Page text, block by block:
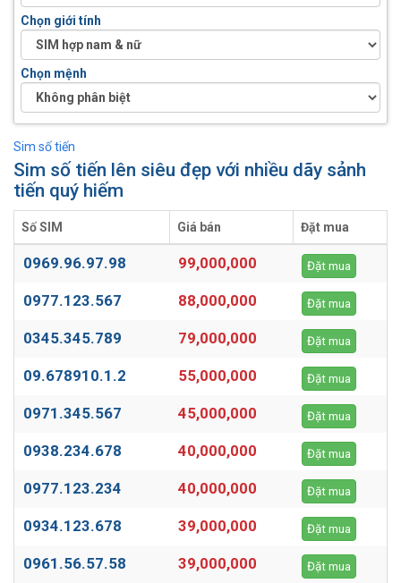
Chọn giới tính
Chọn mệnh
Sim số tiến
Sim số tiến lên siêu đẹp với nhiều dãy sảnh
tiến quý hiếm
Số SIM Giá bán Đặt mua
0969.96.97.98 99,000,000 Đặt mua
0977.123.567 88,000,000 Đặt mua
0345.345.789 79,000,000 Đặt mua
09.678910.1.2 55,000,000 Đặt mua
0971.345.567 45,000,000 Đặt mua
0938.234.678 40,000,000 Đặt mua
0977.123.234 40,000,000 Đặt mua
0934.123.678 39,000,000 Đặt mua
0961.56.57.58 39,000,000 Đặt mua